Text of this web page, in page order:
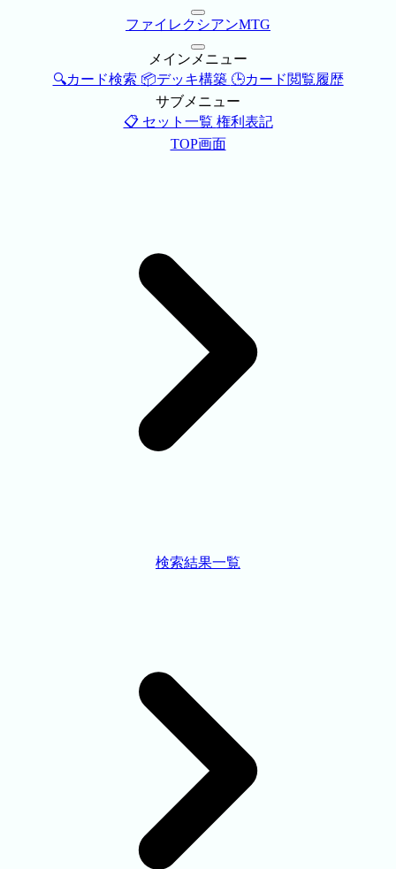
ファイレクシアンMTG
メインメニュー
🔍カード検索 📦デッキ構築 🕒カード閲覧履歴
サブメニュー
📋 セット一覧 権利表記
TOP画面
検索結果一覧